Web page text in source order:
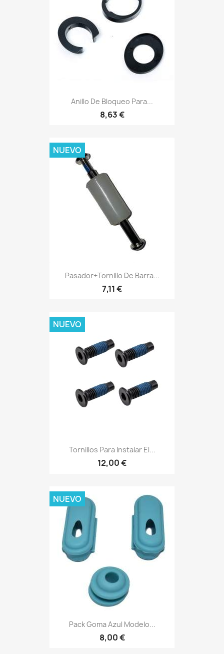
Anillo De Bloqueo Para...
8,63 €
Pasador+Tornillo De Barra...
7,11 €
NUEVO
Tornillos Para Instalar El...
12,00 €
NUEVO
Pack Goma Azul Modelo...
8,00 €
NUEVO